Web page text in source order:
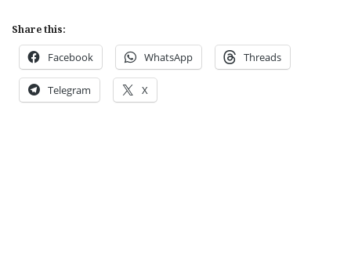
Share this:
Facebook WhatsApp Threads
Telegram X